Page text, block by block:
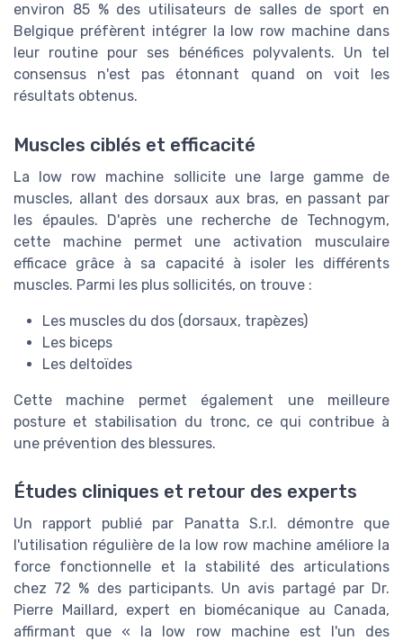
environ 85 % des utilisateurs de salles de sport en
Belgique préfèrent intégrer la low row machine dans
leur routine pour ses bénéfices polyvalents. Un tel
consensus n'est pas étonnant quand on voit les
résultats obtenus.
Muscles ciblés et efficacité
La low row machine sollicite une large gamme de
muscles, allant des dorsaux aux bras, en passant par
les épaules. D'après une recherche de Technogym,
cette machine permet une activation musculaire
efficace grâce à sa capacité à isoler les différents
muscles. Parmi les plus sollicités, on trouve :
Les muscles du dos (dorsaux, trapèzes)
Les biceps
Les deltoïdes
Cette machine permet également une meilleure
posture et stabilisation du tronc, ce qui contribue à
une prévention des blessures.
Études cliniques et retour des experts
Un rapport publié par Panatta S.r.l. démontre que
l'utilisation régulière de la low row machine améliore la
force fonctionnelle et la stabilité des articulations
chez 72 % des participants. Un avis partagé par Dr.
Pierre Maillard, expert en biomécanique au Canada,
affirmant que « la low row machine est l'un des